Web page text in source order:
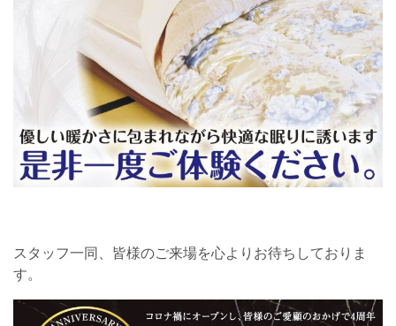
スタッフ一同、皆様のご来場を心よりお待ちしておりま
す。